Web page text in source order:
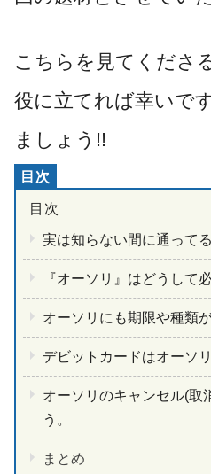
こちらを見てくださ
役に立てれば幸いで
ましょう!!
実は知らない間に通って
『オーソリ 』 はどうして
オーソリにも期限や種類
デビットカードはオーソ
オーソリのキャンセル(取
う。
まとめ